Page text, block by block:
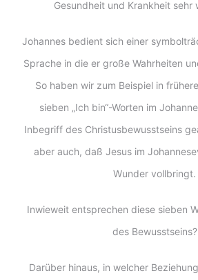
Gesundheit und Krankheit sehr
Johannes bedient sich einer
Sprache in die er große Wahrheiten
So haben wir zum Beispiel in
sieben „Ich bin“-Worten im
Inbegriff des Christusbewusstseins
aber auch, daß Jesus im
Wunder vollbringt.
Inwieweit entsprechen diese sieben
des Bewusstseins?
Darüber hinaus, in welcher